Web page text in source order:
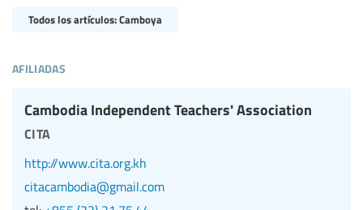
Todos los artículos: Camboya
afiliadas
Cambodia Independent Teachers' Association
cita
http://www.cita.org.kh
citacambodia@gmail.com